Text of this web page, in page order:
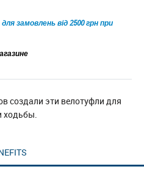
замовлень від 2500 грн при
создали эти велотуфли для
ходьбы.